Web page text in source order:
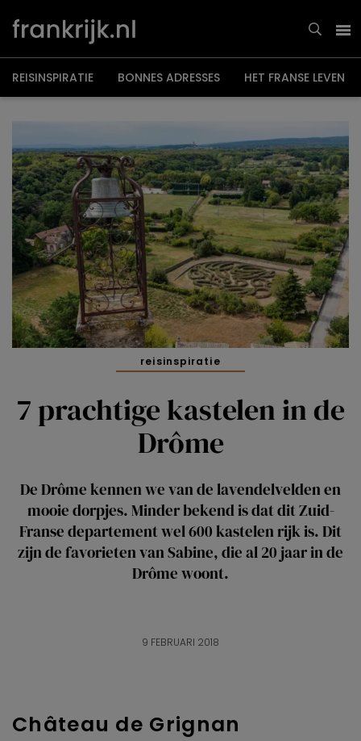
naar
inhoud
REISINSPIRATIE BONNES ADRESSES HET FRANSE LEVEN
reisinspiratie
7 prachtige kastelen in de
Drôme
De Drôme kennen we van de lavendelvelden en
mooie dorpjes. Minder bekend is dat dit Zuid-
Franse departement wel 600 kastelen rijk is. Dit
zijn de favorieten van Sabine, die al 20 jaar in de
Drôme woont.
9 FEBRUARI 2018
Château de Grignan